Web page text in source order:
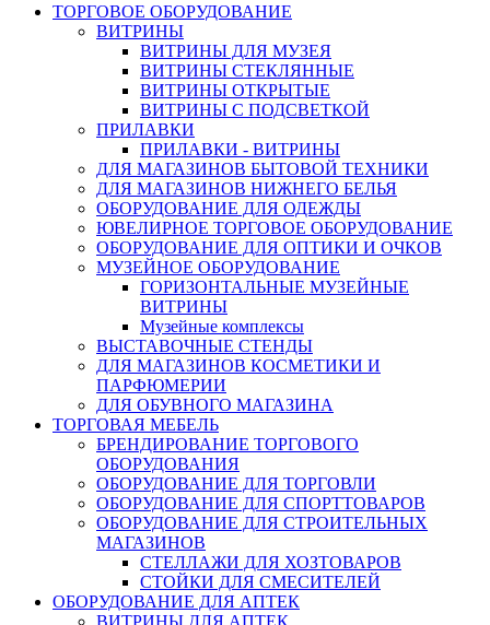
ТОРГОВОЕ ОБОРУДОВАНИЕ
ВИТРИНЫ
ВИТРИНЫ ДЛЯ МУЗЕЯ
ВИТРИНЫ СТЕКЛЯННЫЕ
ВИТРИНЫ ОТКРЫТЫЕ
ВИТРИНЫ С ПОДСВЕТКОЙ
ПРИЛАВКИ
ПРИЛАВКИ - ВИТРИНЫ
ДЛЯ МАГАЗИНОВ БЫТОВОЙ ТЕХНИКИ
ДЛЯ МАГАЗИНОВ НИЖНЕГО БЕЛЬЯ
ОБОРУДОВАНИЕ ДЛЯ ОДЕЖДЫ
ЮВЕЛИРНОЕ ТОРГОВОЕ ОБОРУДОВАНИЕ
ОБОРУДОВАНИЕ ДЛЯ ОПТИКИ И ОЧКОВ
МУЗЕЙНОЕ ОБОРУДОВАНИЕ
ГОРИЗОНТАЛЬНЫЕ МУЗЕЙНЫЕ
ВИТРИНЫ
Музейные комплексы
ВЫСТАВОЧНЫЕ СТЕНДЫ
ДЛЯ МАГАЗИНОВ КОСМЕТИКИ И
ПАРФЮМЕРИИ
ДЛЯ ОБУВНОГО МАГАЗИНА
ТОРГОВАЯ МЕБЕЛЬ
БРЕНДИРОВАНИЕ ТОРГОВОГО
ОБОРУДОВАНИЯ
ОБОРУДОВАНИЕ ДЛЯ ТОРГОВЛИ
ОБОРУДОВАНИЕ ДЛЯ СПОРТТОВАРОВ
ОБОРУДОВАНИЕ ДЛЯ СТРОИТЕЛЬНЫХ
МАГАЗИНОВ
СТЕЛЛАЖИ ДЛЯ ХОЗТОВАРОВ
СТОЙКИ ДЛЯ СМЕСИТЕЛЕЙ
ОБОРУДОВАНИЕ ДЛЯ АПТЕК
ВИТРИНЫ ДЛЯ АПТЕК